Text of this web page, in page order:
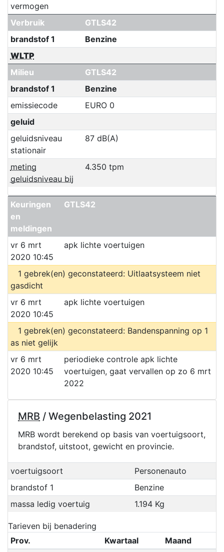
vermogen
Verbruik
GTLS42
brandstof 1
Benzine
WLTP
Milieu
GTLS42
brandstof 1
Benzine
emissiecode
EURO 0
geluid
geluidsniveau
stationair
87 dB(A)
meting
geluidsniveau bij
4.350 tpm
Keuringen
en
meldingen
GTLS42
vr 6 mrt
2020 10:45
apk lichte voertuigen
1 gebrek(en) geconstateerd: Uitlaatsysteem niet
gasdicht
vr 6 mrt
2020 10:45
apk lichte voertuigen
1 gebrek(en) geconstateerd: Bandenspanning op 1
as niet gelijk
vr 6 mrt
2020 10:45
periodieke controle apk lichte
voertuigen, gaat vervallen op zo 6 mrt
2022
MRB / Wegenbelasting 2021
MRB wordt berekend op basis van voertuigsoort,
brandstof, uitstoot, gewicht en provincie.
voertuigsoort
Personenauto
brandstof 1
Benzine
massa ledig voertuig
1.194 Kg
Tarieven bij benadering
Prov.
Kwartaal
Maand